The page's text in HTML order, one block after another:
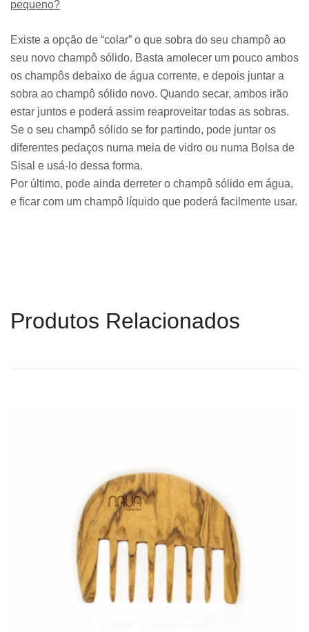
pequeno?
Existe a opção de “colar” o que sobra do seu champô ao
seu novo champô sólido. Basta amolecer um pouco ambos
os champôs debaixo de água corrente, e depois juntar a
sobra ao champô sólido novo. Quando secar, ambos irão
estar juntos e poderá assim reaproveitar todas as sobras.
Se o seu champô sólido se for partindo, pode juntar os
diferentes pedaços numa meia de vidro ou numa Bolsa de
Sisal e usá-lo dessa forma.
Por último, pode ainda derreter o champô sólido em água,
e ficar com um champô líquido que poderá facilmente usar.
Produtos Relacionados